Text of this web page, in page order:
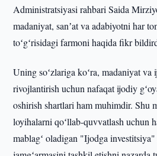
Administratsiyasi rahbari Saida
madaniyat, sanʼat va adabiyotni har
toʻgʻrisidagi farmoni haqida fikr
Uning soʻzlariga koʻra, madaniyat va
rivojlantirish uchun nafaqat ijodiy
oshirish shartlari ham muhimdir. Shu
loyihalarni qoʻllab-quvvatlash uchun
mablagʻ oladigan "Ijodga